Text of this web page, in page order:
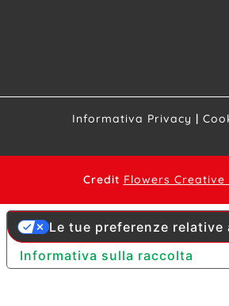
Informativa Privacy |
Credit Flowers Creative
Informativa sulla raccolta
Le tue preferenze relative